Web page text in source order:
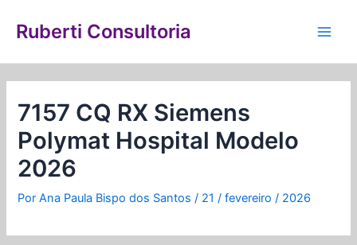
para
conteúdo
Ruberti Consultoria
7157 CQ RX Siemens
Polymat Hospital Modelo
2026
PorAna Paula Bispo dos Santos/ 21 / fevereiro / 2026
de